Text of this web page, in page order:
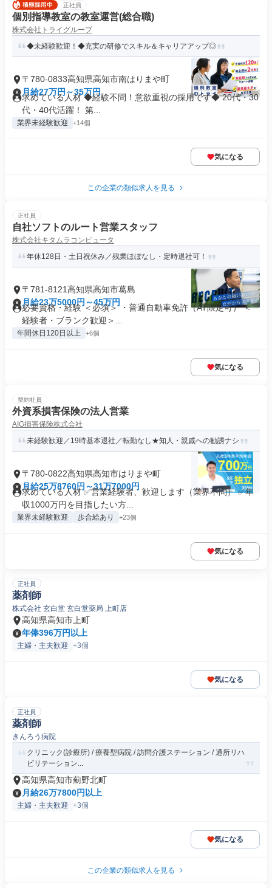
正社員
個別指導教室の教室運営(総合職)
株式会社トライグループ
◆未経験歓迎！◆充実の研修でスキル＆キャリアアップ◎
〒780-0833高知県高知市南はりまや町
月給27万円～35万円
求めている人材 ◆経験不問！意欲重視の採用です◆ 20代・30
代・40代活躍！ 第...
業界未経験歓迎 +14個
気になる
この企業の類似求人を見る
正社員
自社ソフトのルート営業スタッフ
株式会社キタムラコンピュータ
年休128日・土日祝休み／残業ほぼなし・定時退社可！
〒781-8121高知県高知市葛島
月給23万5000円～45万円
必要資格・経験 ＜必須＞ ・普通自動車免許（AT限定可） ＜
経験者・ブランク歓迎＞...
年間休日120日以上 +6個
気になる
契約社員
外資系損害保険の法人営業
AIG損害保険株式会社
未経験歓迎／19時基本退社／転勤なし★知人・親戚への勧誘ナシ
〒780-0822高知県高知市はりまや町
月給25万8760円～31万7000円
求めている人材 ✅営業経験者、歓迎します（業界不問） ✅年
収1000万円を目指したい方...
業界未経験歓迎 歩合給あり +23個
気になる
正社員
薬剤師
株式会社 玄白堂 玄白堂薬局 上町店
高知県高知市上町
年俸396万円以上
主婦・主夫歓迎 +3個
気になる
正社員
薬剤師
きんろう病院
クリニック(診療所) / 療養型病院 / 訪問介護ステーション / 通所リハ
ビリテーション...
高知県高知市薊野北町
月給26万7800円以上
主婦・主夫歓迎 +3個
気になる
この企業の類似求人を見る